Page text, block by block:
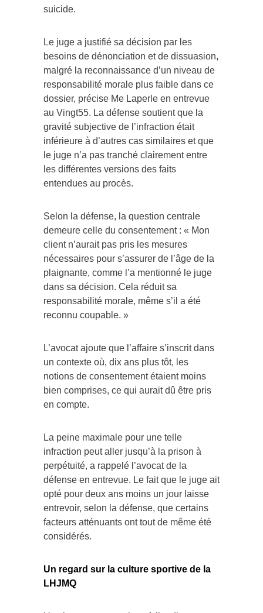
suicide.
Le juge a justifié sa décision par les
besoins de dénonciation et de dissuasion,
malgré la reconnaissance d’un niveau de
responsabilité morale plus faible dans ce
dossier, précise Me Laperle en entrevue
au Vingt55. La défense soutient que la
gravité subjective de l’infraction était
inférieure à d’autres cas similaires et que
le juge n’a pas tranché clairement entre
les différentes versions des faits
entendues au procès.
Selon la défense, la question centrale
demeure celle du consentement : « Mon
client n’aurait pas pris les mesures
nécessaires pour s’assurer de l’âge de la
plaignante, comme l’a mentionné le juge
dans sa décision. Cela réduit sa
responsabilité morale, même s’il a été
reconnu coupable. »
L’avocat ajoute que l’affaire s’inscrit dans
un contexte où, dix ans plus tôt, les
notions de consentement étaient moins
bien comprises, ce qui aurait dû être pris
en compte.
La peine maximale pour une telle
infraction peut aller jusqu’à la prison à
perpétuité, a rappelé l’avocat de la
défense en entrevue. Le fait que le juge ait
opté pour deux ans moins un jour laisse
entrevoir, selon la défense, que certains
facteurs atténuants ont tout de même été
considérés.
Un regard sur la culture sportive de la
LHJMQ